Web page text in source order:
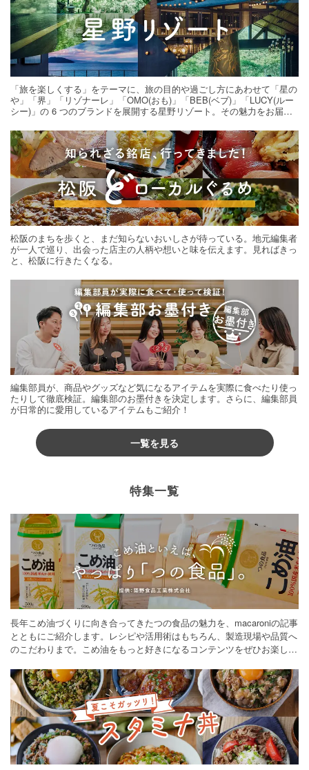
「旅を楽しくする」をテーマに、旅の目的や過ごし方にあわせて「星の
や」「界」「リゾナーレ」「OMO(おも)」「BEB(ベブ)」「LUCY(ルー
シー)」の 6 つのブランドを展開する星野リゾート。その魅力をお届け
松阪のまちを歩くと、まだ知らないおいしさが待っている。地元編集者
が一人で巡り、出会った店主の人柄や想いと味を伝えます。見ればきっ
と、松阪に行きたくなる。
編集部員が、商品やグッズなど気になるアイテムを実際に食べたり使っ
たりして徹底検証。編集部のお墨付きを決定します。さらに、編集部員
が日常的に愛用しているアイテムもご紹介！
一覧を見る
特集一覧
長年こめ油づくりに向き合ってきたつの食品の魅力を、macaroniの記事
とともにご紹介します。レシピや活用術はもちろん、製造現場や品質へ
のこだわりまで。こめ油をもっと好きになるコンテンツをぜひお楽しみ